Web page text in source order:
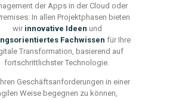
gement der Apps in der Cloud oder
s: In allen Projektphasen bieten
wir innovative Ideen und
Fachwissen für Ihre
Transformation, basierend auf
fortschrittlichster Technologie.
Geschäftsanforderungen in einer
Weise begegnen zu können,